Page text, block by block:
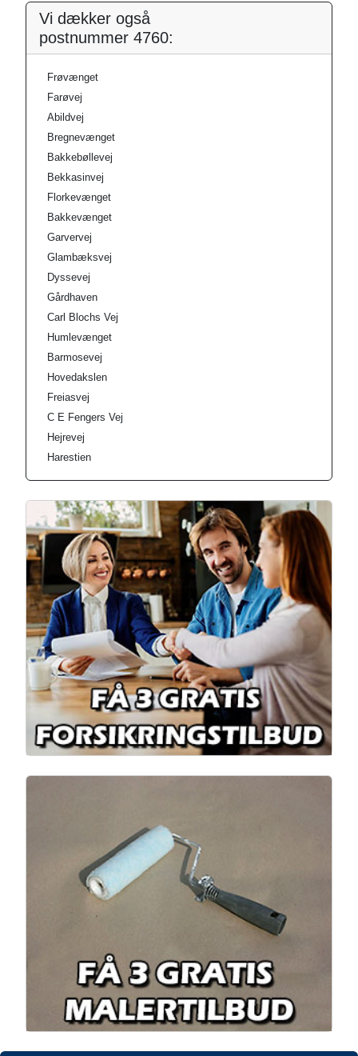
Vi dækker også
postnummer 4760:
Frøvænget
Farøvej
Abildvej
Bregnevænget
Bakkebøllevej
Bekkasinvej
Florkevænget
Bakkevænget
Garvervej
Glambæksvej
Dyssevej
Gårdhaven
Carl Blochs Vej
Humlevænget
Barmosevej
Hovedakslen
Freiasvej
C E Fengers Vej
Hejrevej
Harestien